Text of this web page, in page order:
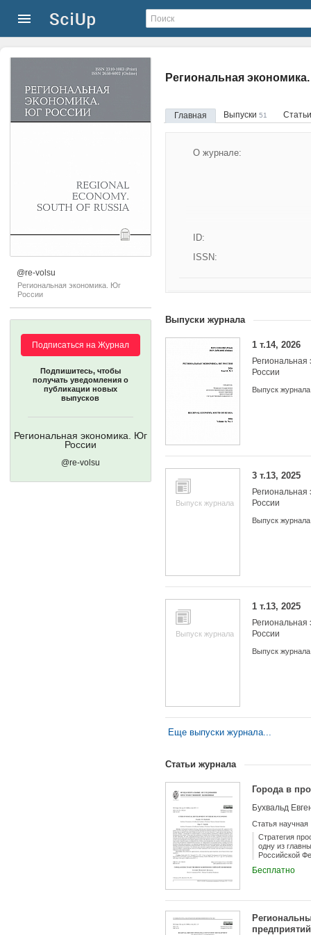
@re-volsu
Региональная экономика. Юг
России
Подписаться на Журнал
Подпишитесь, чтобы
получать уведомления о
публикации новых
выпусков
Региональная экономика. Юг
России
@re-volsu
Региональная
Главная Выпуски 51
О журнале:
Учредители:
ID:
ISSN:
Выпуски журнала
1 т.14, 2026
России
Выпуск журнала
Выпуск журнала
3 т.13, 2025
России
Выпуск журнала
Выпуск журнала
1 т.13, 2025
России
Выпуск журнала
Еще выпуски журнала...
Статьи журнала
Города в
Бухвальд
Статья научная
Стратегия
одну из
Российской
не только
оптимальной
большим
Бесплатно
предприятий